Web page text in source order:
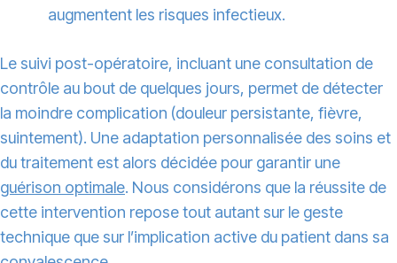
augmentent les risques infectieux.
Le suivi post-opératoire, incluant une consultation de
contrôle au bout de quelques jours, permet de détecter
la moindre complication (douleur persistante, fièvre,
suintement). Une adaptation personnalisée des soins et
du traitement est alors décidée pour garantir une
guérison optimale. Nous considérons que la réussite de
cette intervention repose tout autant sur le geste
technique que sur l’implication active du patient dans sa